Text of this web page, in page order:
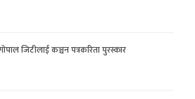
जिटीलाई कञ्चन पत्रकरिता पुरस्कार